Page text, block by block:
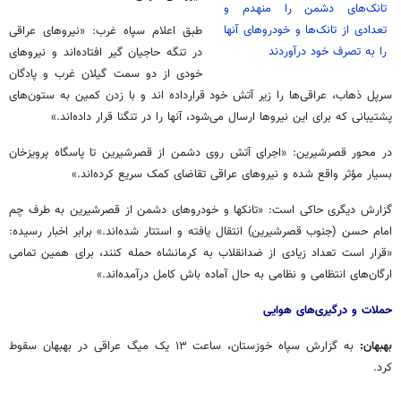
تانک‌های دشمن را منهدم و
تعدادی از تانک‌ها و خودروهای آنها
را به تصرف خود درآوردند
طبق اعلام سپاه غرب: «نیروهای عراقی
در تنگه حاجیان گیر افتاده‌اند و نیروهای
خودی از دو سمت گیلان غرب و پادگان
سرپل ذهاب، عراقی‌ها را زیر آتش خود قرارداده اند و با زدن کمین به ستون‌های
پشتیبانی که برای این نیروها ارسال می‌شود، آنها را در تنگنا قرار داده‌اند.»
در محور قصرشیرین: «اجرای آتش روی دشمن از قصرشیرین تا پاسگاه پرویزخان
بسیار مؤثر واقع شده و نیروهای عراقی تقاضای کمک سریع کرده‌اند.»
گزارش دیگری حاکی است: «تانکها و خودروهای دشمن از قصرشیرین به طرف چم
امام حسن (جنوب قصرشیرین) انتقال یافته و استتار شده‌اند.» برابر اخبار رسیده:
«قرار است تعداد زیادی از ضدانقلاب به کرمانشاه حمله کنند، برای همین تمامی
ارگان‌های انتظامی و نظامی به حال آماده باش کامل درآمده‌اند.»
حملات و درگیری‌های هوایی
بهبهان:
به گزارش سپاه خوزستان، ساعت ۱۳ یک میگ عراقی در بهبهان سقوط
کرد.